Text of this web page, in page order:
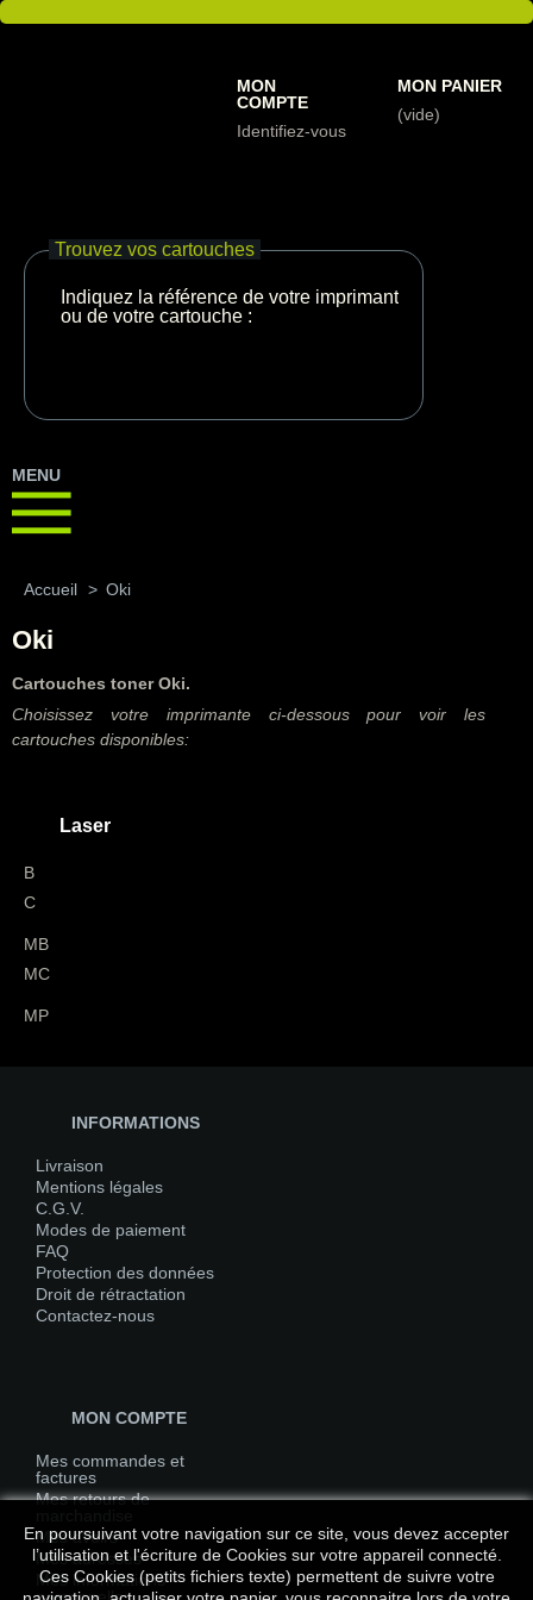
MON
COMPTE
Identifiez-vous
MON PANIER
(vide)
Trouvez vos cartouches
Indiquez la référence de votre imprimante
ou de votre cartouche :
MENU
Accueil > Oki
Oki
Cartouches toner Oki.
Choisissez votre imprimante ci-dessous pour voir les
cartouches disponibles:
Laser
B
C
MB
MC
MP
INFORMATIONS
Livraison
Mentions légales
C.G.V.
Modes de paiement
FAQ
Protection des données
Droit de rétractation
Contactez-nous
MON COMPTE
Mes commandes et
factures
Mes retours de
Mes avoirs
Mes adresses
Mes informations
En poursuivant votre navigation sur ce site, vous devez accepter
l’utilisation et l'écriture de Cookies sur votre appareil connecté.
Ces Cookies (petits fichiers texte) permettent de suivre votre